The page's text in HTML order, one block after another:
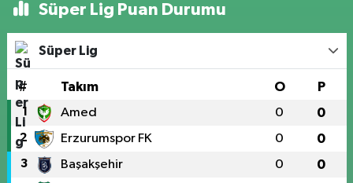
Süper Lig Puan Durumu
Süper Lig
# Takım O P
1 Amed 0 0
2 Erzurumspor FK 0 0
3 Başakşehir 0 0